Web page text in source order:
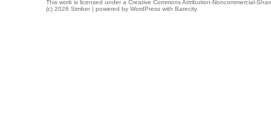
This work is licensed under a Creative Commons Attribution-Noncommercial-
(c) 2026 Simber | powered by WordPress with Barecity